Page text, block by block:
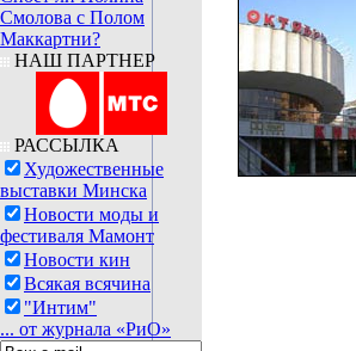
Смолова с Полом
Маккартни?
НАШ ПАРТНЕР
РАССЫЛКА
Художественные
выставки Минска
Новости моды и
фестиваля Мамонт
Новости кин
Всякая всячина
"Интим"
... от журнала «РиО»